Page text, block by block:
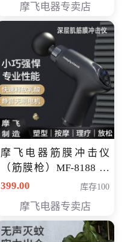
摩飞电器专卖店
摩飞电器筋膜冲击仪
（筋膜枪）MF-8188 会
员专享价268元
399.00 库存100
摩飞电器专卖店